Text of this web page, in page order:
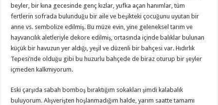
beyler, bir kına gecesinde genç kızlar, yufka açan hanımlar, tüm
fertlerin sofrada bulunduğu bir aile ve beşikteki çocuğunu uyutan bir
anne vs. sembolize edilmiş. Bu müze evin, yine geleneksel tarım ve
hayvancılık aletleriyle dekore edilmiş, ortasında içinde balıklar bulunan
küçük bir havuzun yer aldığı, yeşil ve düzenli bir bahçesi var. Hıdırlık
Tepesi’nde olduğu gibi bu huzurlu bahçede de biraz oturup bir şeyler
içmeden kalkmıyorum.
Eski çarşıda sabah bomboş bıraktığım sokakları şimdi kalabalık
buluyorum. Alışverişten hoşlanmadığım halde, yarım saatte tamamı